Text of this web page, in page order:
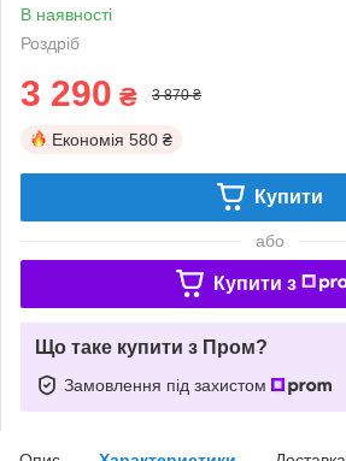
В наявності
Роздріб
3 290 ₴ 3 870 ₴
Економія 580 ₴
Купити
або
Купити з
Що таке купити з Пром?
Замовлення під захистом